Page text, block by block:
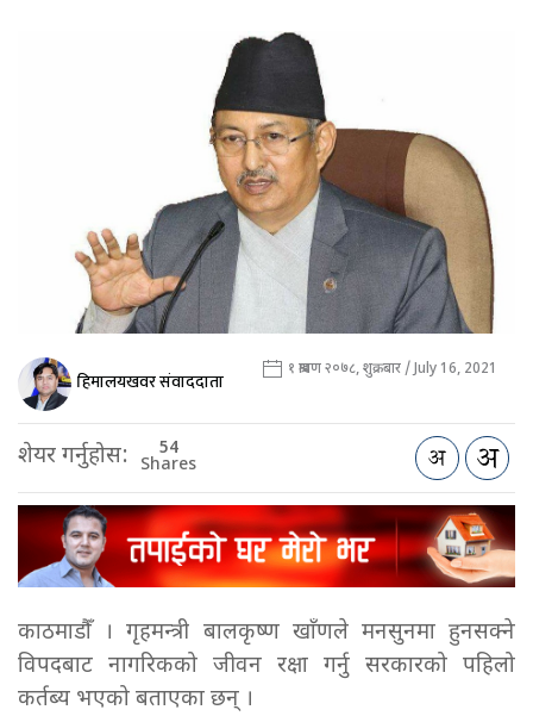
हिमालयखवर संवाददाता १ श्रावण २०७८, शुक्रबार / July 16, 2021
शेयर गर्नुहोस: 54
Shares
काठमाडौँ । गृहमन्त्री बालकृष्ण खाँणले मनसुनमा हुनसक्ने
विपदबाट नागरिकको जीवन रक्षा गर्नु सरकारको पहिलो
कर्तब्य भएको बताएका छन् ।